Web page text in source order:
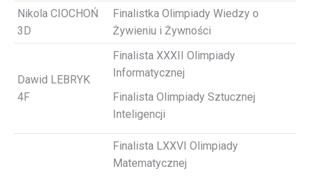
Nikola CIOCHOŃ
3D
Finalistka Olimpiady Wiedzy o
Żywieniu i Żywności
Dawid LEBRYK
4F
Finalista XXXII Olimpiady
Informatycznej
Finalista Olimpiady Sztucznej
Inteligencji
Finalista LXXVI Olimpiady
Matematycznej